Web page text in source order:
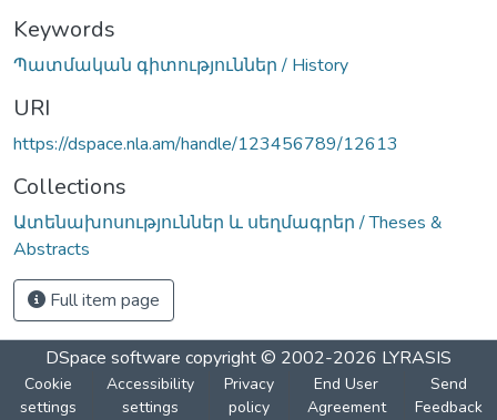
Keywords
Պատմական գիտություններ / History
URI
https://dspace.nla.am/handle/123456789/12613
Collections
Ատենախոսություններ և սեղմագրեր / Theses &
Abstracts
Full item page
DSpace software copyright © 2002-2026 LYRASIS
Cookie
settings
Accessibility
settings
Privacy
policy
End User
Agreement
Send
Feedback